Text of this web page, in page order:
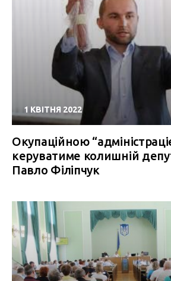
1 КВІТНЯ 2022
Окупаційною
керуватиме колишній
Павло Філіпчук